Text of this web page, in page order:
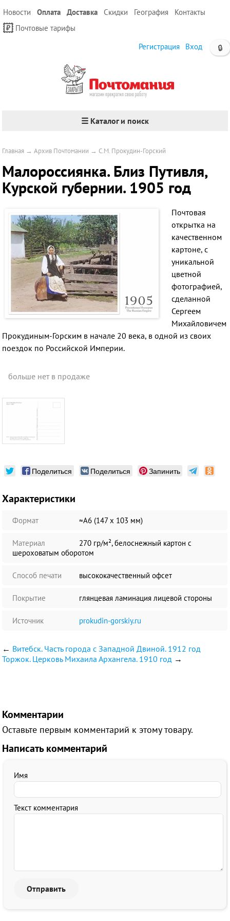
Новости Оплата Доставка Скидки География
Контакты
Почтовые тарифы
🔒
Регистрация Вход
☰ Каталог и поиск
Главная →Архив Почтомании → С.М. Прокудин-Горский
Малороссиянка. Близ Путивля,
Курской губернии. 1905 год
Почтовая
открытка на
качественном
картоне, с
уникальной
цветной
фотографией,
сделанной
Сергеем
Михайловичем
Прокудиным-Горским в начале 20 века, в одной из своих
поездок по Российской Империи.
больше нет в продаже
Поделиться Поделиться Запинить
Характеристики
Формат ≈А6 (147 х 103 мм)
Материал
270 гр/м², белоснежный картон с
шероховатым оборотом
Способ печати высококачественный офсет
Покрытие глянцевая ламинация лицевой стороны
Источник prokudin-gorskiy.ru
← Витебск. Часть города с Западной Двиной. 1912 год
Торжок. Церковь Михаила Архангела. 1910 год →
Комментарии
Оставьте первым комментарий к этому товару.
Написать комментарий
Имя
Текст комментария